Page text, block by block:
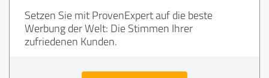
Setzen Sie mit ProvenExpert auf die beste
Werbung der Welt: Die Stimmen Ihrer
zufriedenen Kunden.